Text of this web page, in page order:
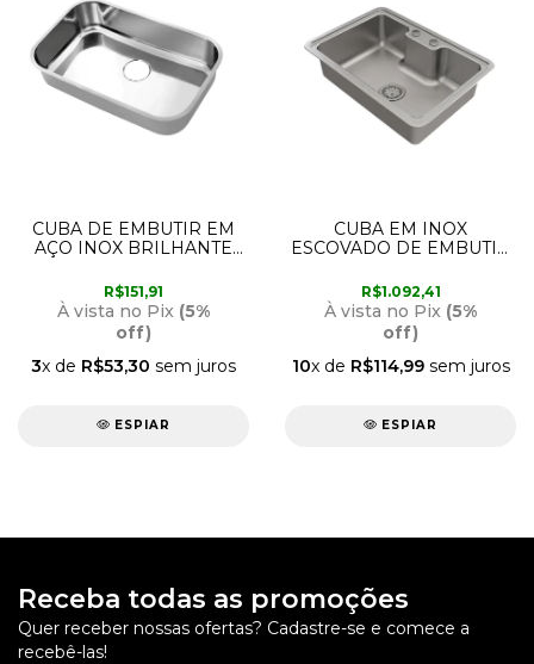
CUBA DE EMBUTIR EM
AÇO INOX BRILHANTE
RIVA 017008CJ DOCOL
R$151,91
À vista no Pix (5%
off)
3x de R$53,30 sem juros
ESPIAR
CUBA EM INOX
ESCOVADO DE EMBUTIR
44CM DE COZINHA
90016115016 DOCOL
R$1.092,41
À vista no Pix (5%
off)
10x de R$114,99sem juros
ESPIAR
Receba todas as promoções
Quer receber nossas ofertas? Cadastre-se e comece a
recebê-las!